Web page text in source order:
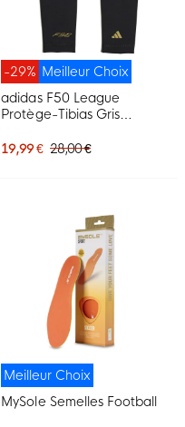
Meilleur Choix
-29%
adidas F50 League
Protège-Tibias Gris
19,99 € 28,00 €
Meilleur Choix
MySole Semelles Football